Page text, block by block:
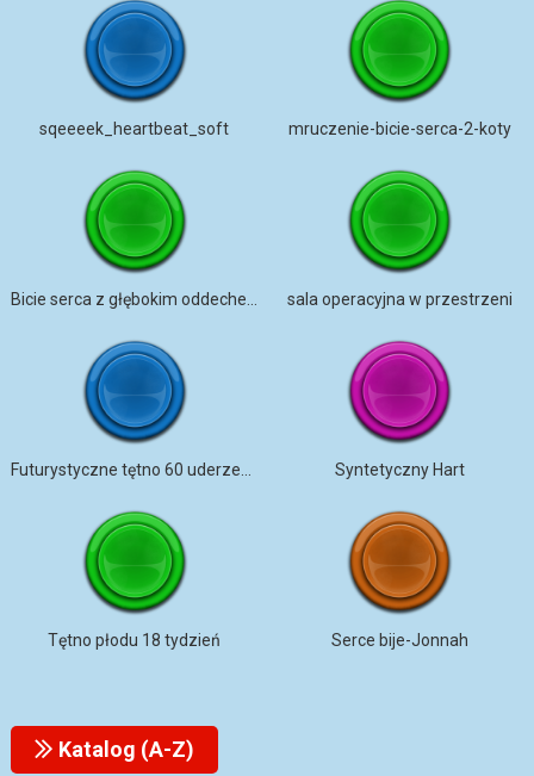
sqeeeek_heartbeat_soft mruczenie-bicie-serca-2-koty
sala operacyjna w przestrzeni
Syntetyczny Hart
Tętno płodu 18 tydzień Serce bije-Jonnah
Katalog (A-Z)